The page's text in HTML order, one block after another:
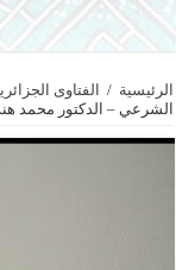
الرئيسية / الفتاوى
الشرعي – الدكتور محمد